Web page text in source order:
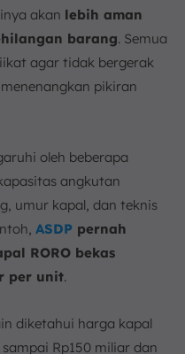
akan lebih aman
barang. Semua
agar tidak bergerak
pikiran
oleh beberapa
angkutan
umur kapal, dan teknis
ASDP pernah
RORO bekas
per unit.
diketahui harga kapal
Rp150 miliar dan